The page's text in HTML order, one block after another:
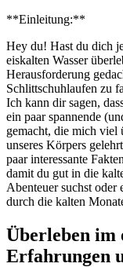
**Einleitung:**
Hey du! Hast du dich
eiskalten Wasser
‌Herausforderung
⁤Schlittschuhlaufen zu
‌Ich kann dir sagen,
ein⁢ paar spannende
gemacht, die mich viel
unseres ‌Körpers
⁣paar interessante
damit du⁢ gut in die
Abenteuer suchst
durch die kalten
Überleben im
Erfahrungen